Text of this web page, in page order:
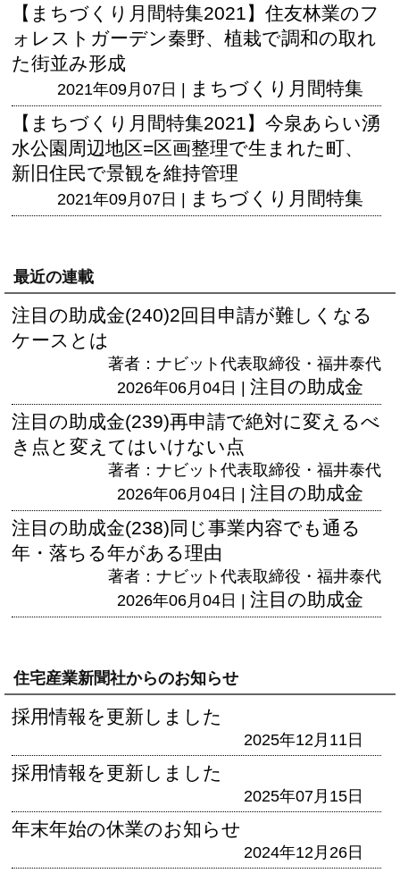
【まちづくり月間特集2021】住友林業のフ
ォレストガーデン秦野、植栽で調和の取れ
た街並み形成
2021年09月07日 |
まちづくり月間特集
【まちづくり月間特集2021】今泉あらい湧
水公園周辺地区=区画整理で生まれた町、
新旧住民で景観を維持管理
2021年09月07日 | まちづくり月間特集
最近の連載
注目の助成金(240)2回目申請が難しくなる
ケースとは
著者：ナビット代表取締役・福井泰代
2026年06月04日 | 注目の助成金
注目の助成金(239)再申請で絶対に変えるべ
き点と変えてはいけない点
著者：ナビット代表取締役・福井泰代
2026年06月04日 | 注目の助成金
注目の助成金(238)同じ事業内容でも通る
年・落ちる年がある理由
著者：ナビット代表取締役・福井泰代
2026年06月04日 | 注目の助成金
住宅産業新聞社からのお知らせ
採用情報を更新しました
2025年12月11日
採用情報を更新しました
2025年07月15日
年末年始の休業のお知らせ
2024年12月26日